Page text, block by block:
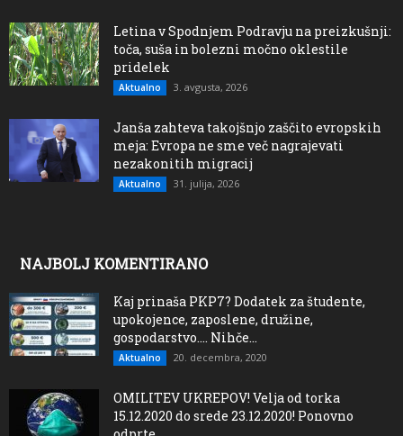
Letina v Spodnjem Podravju na preizkušnji:
toča, suša in bolezni močno oklestile
pridelek
Aktualno 3. avgusta, 2026
Janša zahteva takojšnjo zaščito evropskih
meja: Evropa ne sme več nagrajevati
nezakonitih migracij
Aktualno 31. julija, 2026
NAJBOLJ KOMENTIRANO
Kaj prinaša PKP7? Dodatek za študente,
upokojence, zaposlene, družine,
gospodarstvo…. Nihče...
Aktualno 20. decembra, 2020
OMILITEV UKREPOV! Velja od torka
15.12.2020 do srede 23.12.2020! Ponovno